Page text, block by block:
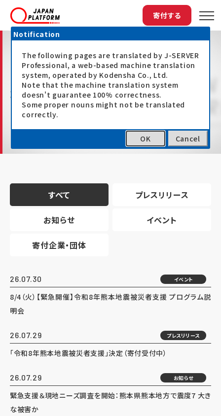
寄付する
最新情報
すべて プレスリリース
お知らせ イベント
寄付企業・団体
26.07.30 イベント
8/4（火）【緊急開催】令和8年熊本地震被災者支援 プログラム説
明会
26.07.29 プレスリリース
「令和8年熊本地震被災者支援」決定（寄付受付中）
26.07.29 お知らせ
緊急支援＆現地ニーズ調査を開始：熊本県熊本地方で震度7 大き
な被害か
Notification
The following pages are translated by J-SERVER
Professional, a web-based machine translation
system, operated by Kodensha Co., Ltd.
Note that the machine translation system
doesn't guarantee 100% correctness.
Some proper nouns might not be translated
correctly.
OK Cancel